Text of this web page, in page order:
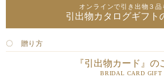
オンラインで引き出物３品
引出物カタログギフト
〇 贈り方
『引出物カード』の
BRIDAL CARD GIFT